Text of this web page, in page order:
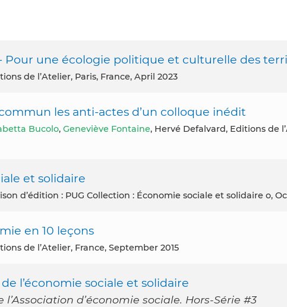
Pour une écologie politique et culturelle des
de l’Atelier, Paris, France, April 2023
les anti-actes d’un colloque inédit
Bucolo, Geneviève Fontaine, Hervé Defalvard, Editions de
et solidaire
d’édition : PUG Collection : Économie sociale et solidaire o,
en 10 leçons
de l’Atelier, France, September 2015
l’économie sociale et solidaire
l’Association d’économie sociale. Hors-Série #3